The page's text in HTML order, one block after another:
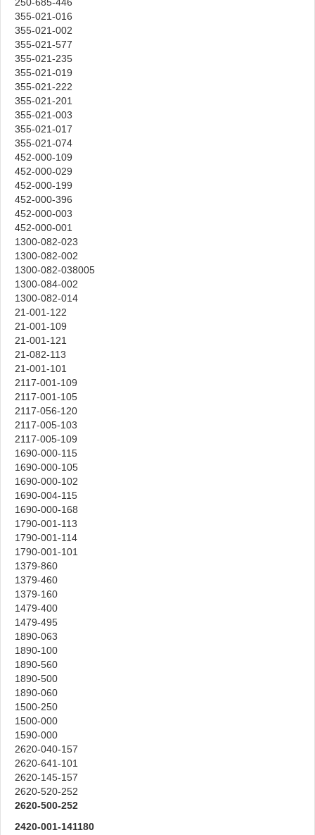
355-021-016
355-021-002
355-021-577
355-021-235
355-021-019
355-021-222
355-021-201
355-021-003
355-021-017
355-021-074
452-000-109
452-000-029
452-000-199
452-000-396
452-000-003
452-000-001
1300-082-023
1300-082-002
1300-082-038005
1300-084-002
1300-082-014
21-001-122
21-001-109
21-001-121
21-082-113
21-001-101
2117-001-109
2117-001-105
2117-056-120
2117-005-103
2117-005-109
1690-000-115
1690-000-105
1690-000-102
1690-004-115
1690-000-168
1790-001-113
1790-001-114
1790-001-101
1379-860
1379-460
1379-160
1479-400
1479-495
1890-063
1890-100
1890-560
1890-500
1890-060
1500-250
1500-000
1590-000
2620-040-157
2620-641-101
2620-145-157
2620-520-252
2620-500-252
2420-001-141180